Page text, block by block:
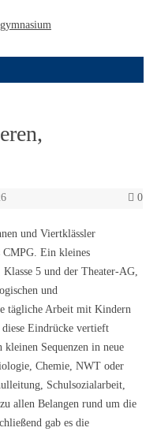
Inhalt springen
0
und Viertklässler
CMPG. Ein kleines
5 und der Theater-AG,
und
tägliche Arbeit mit Kindern
Eindrücke vertieft
Sequenzen in neue
Chemie, NWT oder
Schulsozialarbeit,
allen Belangen rund um die
gab es die